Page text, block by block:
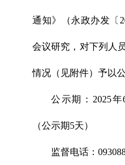
通知》（永政办发〔
会议研究，对下列人
情况（见附件）予以
公示期：2025
（公示期5天）
监督电话：